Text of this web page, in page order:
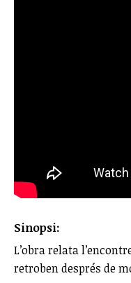
Sinopsi:
L’obra relata
retroben després de